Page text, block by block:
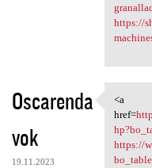
https://
Oscarenda
vok
19.11.2023
<a
<a
href=
https://